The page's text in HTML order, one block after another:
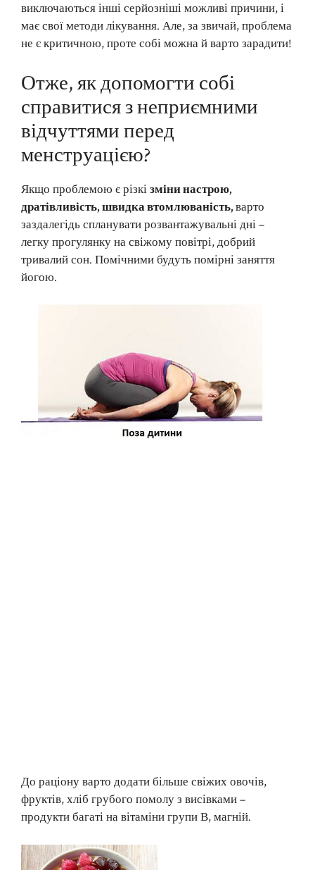
виключаються інші серйозніші можливі причини, і
має свої методи лікування. Але, за звичай, проблема
не є критичною, проте собі можна й варто зарадити!
Отже, як допомогти собі
справитися з неприємними
відчуттями перед
менструацією?
Якщо проблемою є різкізміни настрою,
дратівливість, швидка втомлюваність,варто
заздалегідь спланувати розвантажувальні дні –
легку прогулянку на свіжому повітрі, добрий
тривалий сон. Помічними будуть помірні заняття
йогою.
До раціону варто додати більше свіжих овочів,
фруктів, хліб грубого помолу з висівками –
продукти багаті на вітаміни групи В, магній.